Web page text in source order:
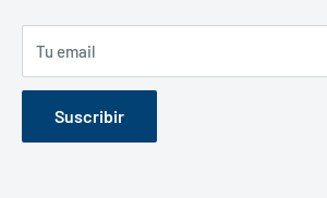
Tu email
Suscribir